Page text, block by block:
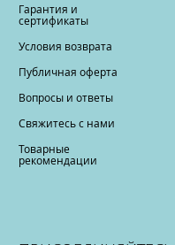
Гарантия и
сертификаты
Условия возврата
Публичная оферта
Вопросы и ответы
Свяжитесь с нами
Товарные
рекомендации